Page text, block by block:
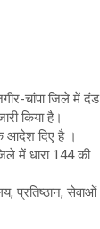
चांपा जिले में दंड
किया है।
आदेश दिए है ।
में धारा 144 की
प्रतिष्ठान, सेवाओं